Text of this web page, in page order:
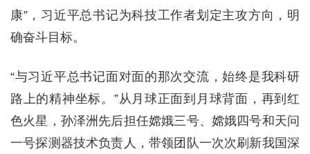
康”，习近平总书记为科技工作者划定主攻方向，明
确奋斗目标。
“与习近平总书记面对面的那次交流，始终是我科研
路上的精神坐标。”从月球正面到月球背面，再到红
色火星，孙泽洲先后担任嫦娥三号、嫦娥四号和天问
一号探测器技术负责人，带领团队一次次刷新我国深